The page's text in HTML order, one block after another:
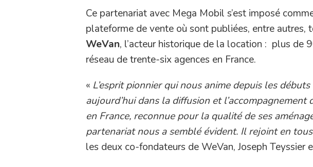
Ce partenariat avec Mega Mobil s’est imposé
plateforme de vente où sont publiées, entre autres,
WeVan, l’acteur historique de la location : plus de
réseau de trente-six agences en France.
« L’esprit pionnier qui nous anime depuis les
aujourd’hui dans la diffusion et
en France, reconnue pour la qualité de ses
partenariat nous a semblé évident. Il rejoint en
les deux co-fondateurs de WeVan, Joseph Teyssier